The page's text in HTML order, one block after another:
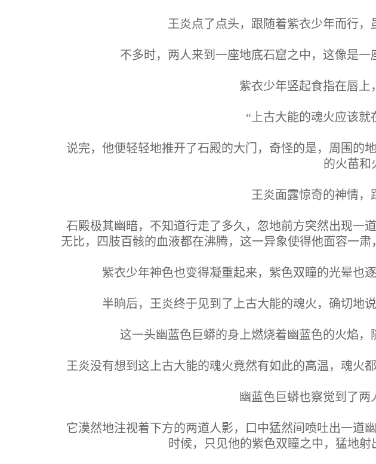
王炎点了点头，跟随着紫衣少年而行，
不多时，两人来到一座地底石窟之中，这像是
紫衣少年竖起食指在唇上
“上古大能的魂火应该
说完，他便轻轻地推开了石殿的大门，奇怪的是，周围的
的火苗和
王炎面露惊奇的神情，
石殿极其幽暗，不知道行走了多久，忽地前方突然出现一
无比，四肢百骸的血液都在沸腾，这一异象使得他面容一
紫衣少年神色也变得凝重起来，紫色双瞳的光晕也
半晌后，王炎终于见到了上古大能的魂火，确切地
这一头幽蓝色巨蟒的身上燃烧着幽蓝色的火焰
王炎没有想到这上古大能的魂火竟然有如此的高温，魂火
幽蓝色巨蟒也察觉到了两
它漠然地注视着下方的两道人影，口中猛然间喷吐出一道
时候，只见他的紫色双瞳之中，猛地